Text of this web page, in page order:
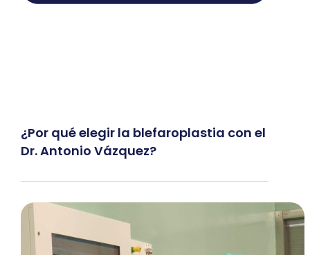
¿Por qué elegir la blefaroplastia con el
Dr. Antonio Vázquez?